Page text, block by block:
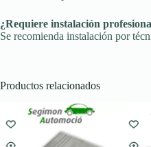
¿Requiere instalación
Se recomienda instalación por
Productos relacionados